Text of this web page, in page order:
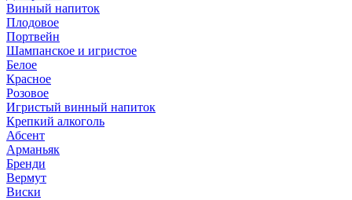
Винный напиток
Плодовое
Портвейн
Шампанское и игристое
Белое
Красное
Розовое
Игристый винный напиток
Крепкий алкоголь
Абсент
Арманьяк
Бренди
Вермут
Виски